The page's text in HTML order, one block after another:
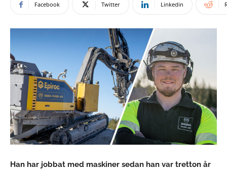
Facebook Twitter Linkedin
Han har jobbat med maskiner sedan han var tretton år